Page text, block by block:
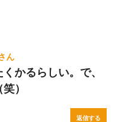
かるらしい。で、
）
返信する